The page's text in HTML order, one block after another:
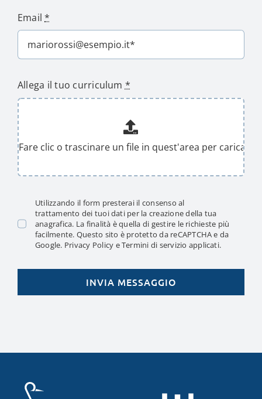
Email*
Allega il tuo curriculum *
Utilizzando il form presterai il consenso al
trattamento dei tuoi datiper la creazione della tua
anagrafica. La finalità è quella di gestire le richieste più
facilmente. Questo sito è protetto da reCAPTCHA e da
Google. Privacy Policy eTermini di servizio applicati.
INVIA MESSAGGIO